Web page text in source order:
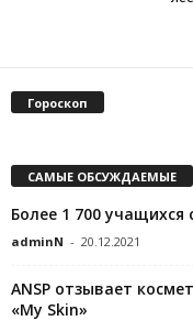
Гороскоп
САМЫЕ ОБСУЖДАЕМЫЕ
Более 1 700
adminN - 20.12.2021
ANSP отзывает
«My Skin»